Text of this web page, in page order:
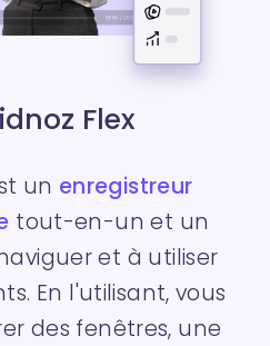
Flex
un enregistreur
tout-en-un et un
et à utiliser
En l'utilisant, vous
des fenêtres, une